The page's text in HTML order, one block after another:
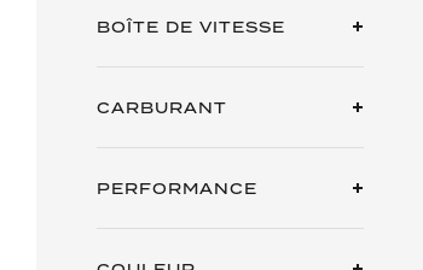
BOÎTE DE VITESSE
CARBURANT
PERFORMANCE